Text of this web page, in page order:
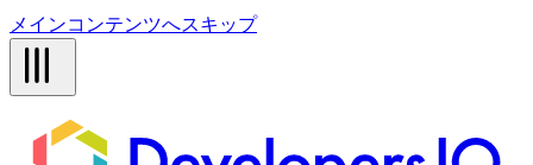
メインコンテンツへスキップ